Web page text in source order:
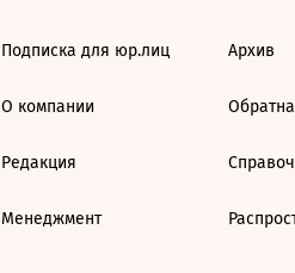
Подписка для юр.лиц
О компании
Редакция
Менеджмент
Архив